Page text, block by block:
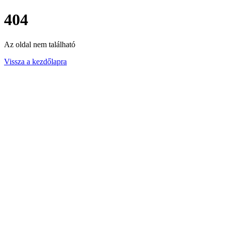
404
Az oldal nem található
Vissza a kezdőlapra